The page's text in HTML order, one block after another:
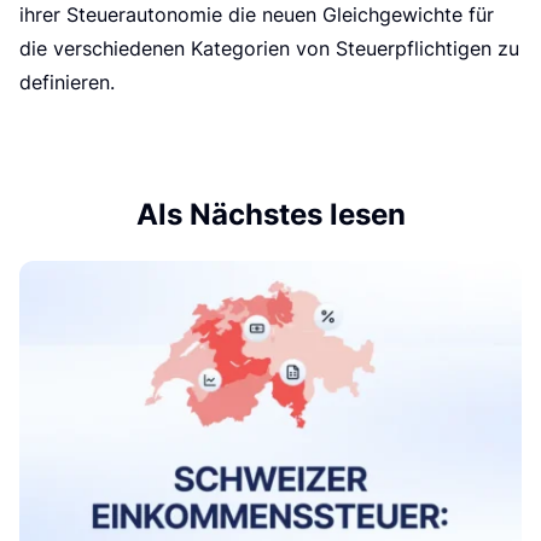
ihrer Steuerautonomie die neuen Gleichgewichte für
die verschiedenen Kategorien von Steuerpflichtigen zu
definieren.
Als Nächstes lesen